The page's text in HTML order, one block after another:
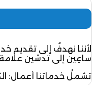
لأننا نهدفُ إلى تقديم
ساعِين إلى تدشين علامة
تشملُ خدماتنا أعمال: